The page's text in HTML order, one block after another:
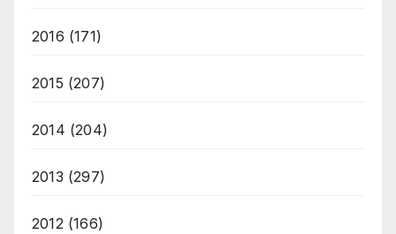
2016 (171)
2015 (207)
2014 (204)
2013 (297)
2012(166)